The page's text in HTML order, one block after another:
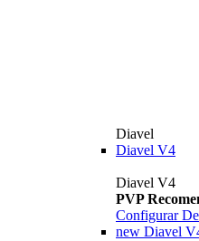
Diavel
Diavel V4
Diavel V4
PVP
Configurar
new Diavel